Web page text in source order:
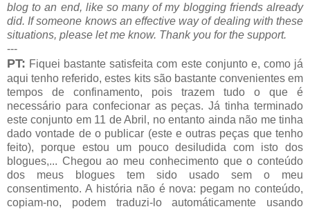
blog to an end, like so many of my blogging friends already
did. If someone knows an effective way of dealing with these
situations, please let me know. Thank you for the support.
---
PT: Fiquei bastante satisfeita com este conjunto e, como já
aqui tenho referido, estes kits são bastante convenientes em
tempos de confinamento, pois trazem tudo o que é
necessário para confecionar as peças. Já tinha terminado
este conjunto em 11 de Abril, no entanto ainda não me tinha
dado vontade de o publicar (este e outras peças que tenho
feito), porque estou um pouco desiludida com isto dos
blogues,... Chegou ao meu conhecimento que o conteúdo
dos meus blogues tem sido usado sem o meu
consentimento. A história não é nova: pegam no conteúdo,
copiam-no, podem traduzi-lo automáticamente usando